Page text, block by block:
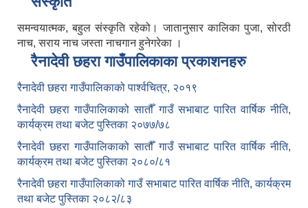
समन्वयात्मक, बहुल संस्कृति रहेको। जातानुसार कालिका पुजा, सोरठी
नाच, सराय नाच जस्ता नाचगान हुनेगरेका ।
रैनादेवी छहरा गाउँपालिकाका प्रकाशनहरु
रैनादेवी छहरा गाउँपालिकाको पार्श्वचित्र, २०१९
रैनादेवी छहरा गाउँपालिकाको सातौँ गाउँ सभाबाट पारित वार्षिक नीति,
कार्यक्रम तथा बजेट पुस्तिका २०७७/७८
रैनादेवी छहरा गाउँपालिकाको सातौँ गाउँ सभाबाट पारित वार्षिक नीति,
कार्यक्रम तथा बजेट पुस्तिका २०८०/८१
रैनादेवी छहरा गाउँपालिकाको गाउँ सभाबाट पारित वार्षिक नीति, कार्यक्रम
तथा बजेट पुस्तिका २०८२/८३